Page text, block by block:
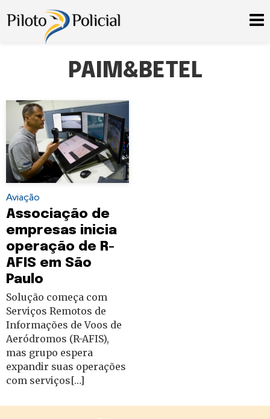
PAIM&BETEL
Aviação
Associação de
empresas inicia
operação de R-
AFIS em São
Paulo
Solução começa com
Serviços Remotos de
Informações de Voos de
Aeródromos (R-AFIS),
mas grupo espera
expandir suas operações
com serviços[…]